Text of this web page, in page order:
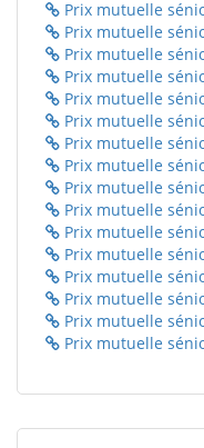
Prix mutuelle
Prix mutuelle
Prix mutuelle
Prix mutuelle
Prix mutuelle
Prix mutuelle
Prix mutuelle
Prix mutuelle
Prix mutuelle
Prix mutuelle
Prix mutuelle
Prix mutuelle
Prix mutuelle
Prix mutuelle
Prix mutuelle
Prix mutuelle